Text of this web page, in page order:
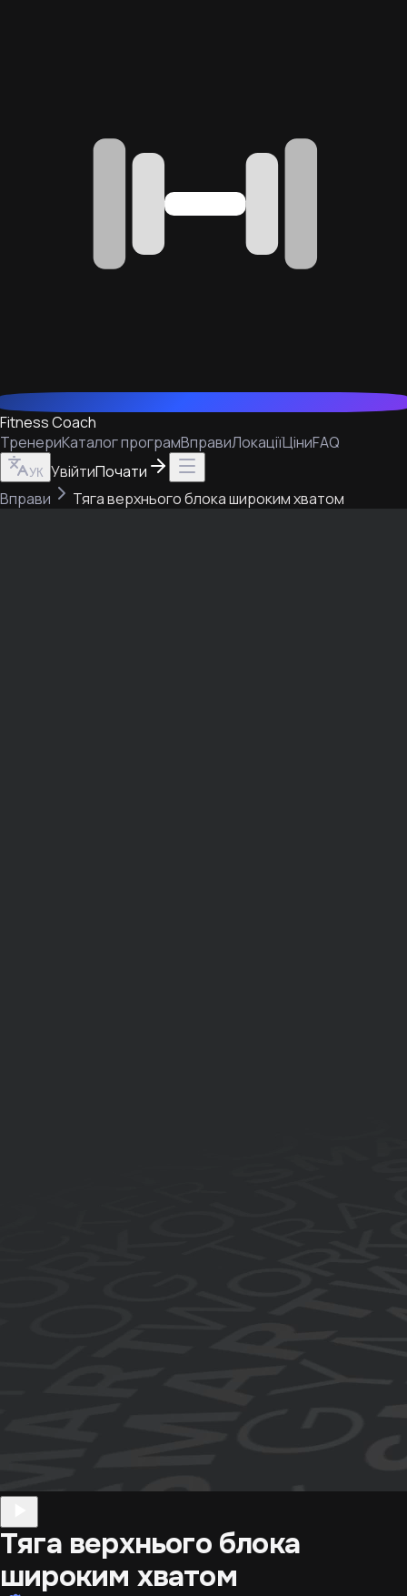
Fitness Coach
ТренериКаталог програмВправиЛокаціїЦіниFAQ
УК УвійтиПочати
Вправи
Тяга верхнього блока широким хватом
Тяга верхнього блока
широким хватом